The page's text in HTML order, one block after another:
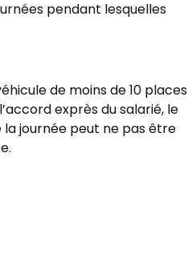
pendant lesquelles
de moins de 10 places
exprès du salarié, le
journée peut ne pas être